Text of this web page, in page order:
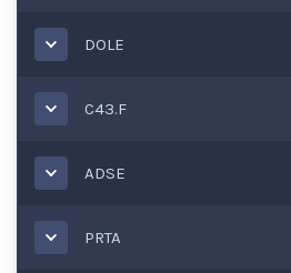
DOLE
C43.F
ADSE
PRTA